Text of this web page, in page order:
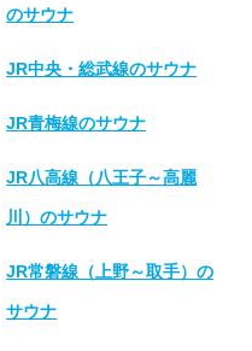
のサウナ
JR中央・総武線のサウナ
JR青梅線のサウナ
JR八高線（八王子～高麗
川）のサウナ
JR常磐線（上野～取手）の
サウナ